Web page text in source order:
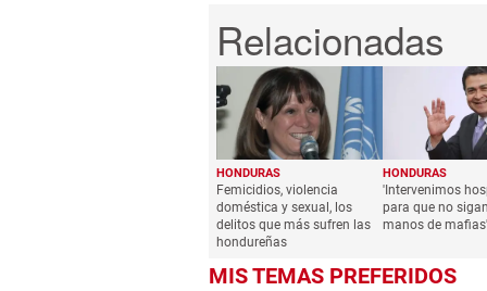
HONDURAS
Femicidios, violencia
doméstica y sexual, los
delitos que más sufren las
hondureñas
HONDURAS
'Intervenimos
para que no
manos de
MIS TEMAS PREFERIDOS